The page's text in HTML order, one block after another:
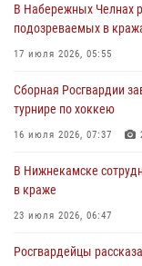
23 июля 2026, 06:47
В Казани Росгвардия
22 июля 2026, 07:41
В Набережных Челнах
подозреваемых в
17 июля 2026, 05:55
Сборная Росгвардии
турнире по хоккею
16 июля 2026, 07:37
В Нижнекамске
в краже
23 июля 2026, 06:47
Росгвардейцы